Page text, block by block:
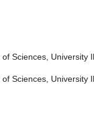
Sciences, University
Sciences, University